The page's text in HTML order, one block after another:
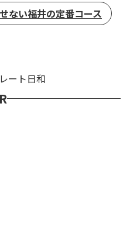
ート日和
ない福井の定番コース